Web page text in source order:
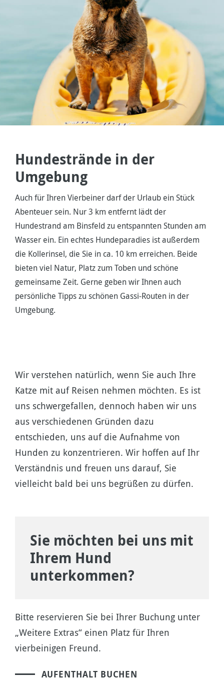
Hundestrände in der
Umgebung
Auch für Ihren Vierbeiner darf der Urlaub ein Stück
Abenteuer sein. Nur 3 km entfernt lädt der
Hundestrand am Binsfeld zu entspannten Stunden am
Wasser ein. Ein echtes Hundeparadies ist außerdem
die Kollerinsel, die Sie in ca. 10 km erreichen. Beide
bieten viel Natur, Platz zum Toben und schöne
gemeinsame Zeit. Gerne geben wir Ihnen auch
persönliche Tipps zu schönen Gassi-Routen in der
Umgebung.
Wir verstehen natürlich, wenn Sie auch Ihre
Katze mit auf Reisen nehmen möchten. Es ist
uns schwergefallen, dennoch haben wir uns
aus verschiedenen Gründen dazu
entschieden, uns auf die Aufnahme von
Hunden zu konzentrieren. Wir hoffen auf Ihr
Verständnis und freuen uns darauf, Sie
vielleicht bald bei uns begrüßen zu dürfen.
Sie möchten bei uns mit
Ihrem Hund
unterkommen?
Bitte reservieren Sie bei Ihrer Buchung unter
„Weitere Extras“ einen Platz für Ihren
vierbeinigen Freund.
AUFENTHALT BUCHEN